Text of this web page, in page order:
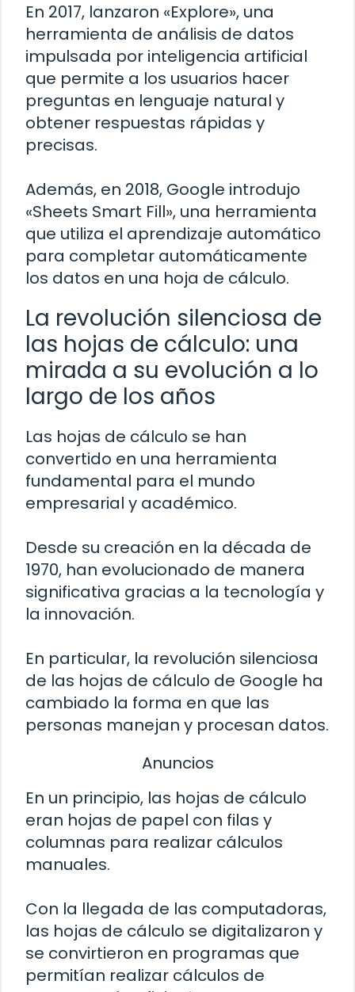
En 2017, lanzaron «Explore», una
herramienta de análisis de datos
impulsada por inteligencia artificial
que permite a los usuarios hacer
preguntas en lenguaje natural y
obtener respuestas rápidas y
precisas.
Además, en 2018, Google introdujo
«Sheets Smart Fill», una herramienta
que utiliza el aprendizaje automático
para completar automáticamente
los datos en una hoja de cálculo.
La revolución silenciosa de
las hojas de cálculo: una
mirada a su evolución a lo
largo de los años
Las hojas de cálculo se han
convertido en una herramienta
fundamental para el mundo
empresarial y académico.
Desde su creación en la década de
1970, han evolucionado de manera
significativa gracias a la tecnología y
la innovación.
En particular, la revolución silenciosa
de las hojas de cálculo de Google ha
cambiado la forma en que las
personas manejan y procesan datos.
Anuncios
En un principio, las hojas de cálculo
eran hojas de papel con filas y
columnas para realizar cálculos
manuales.
Con la llegada de las computadoras,
las hojas de cálculo se digitalizaron y
se convirtieron en programas que
permitían realizar cálculos de